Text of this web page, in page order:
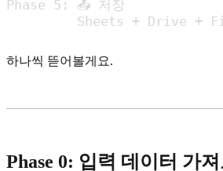
Phase 5: 📤 저장
Sheets + Drive +
하나씩 뜯어볼게요.
Phase 0: 입력 데이터 가져